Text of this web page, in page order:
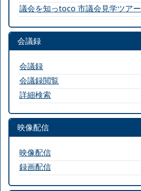
議会を知っtoco 市議会見学ツアー
会議録
会議録
会議録閲覧
詳細検索
映像配信
映像配信
録画配信